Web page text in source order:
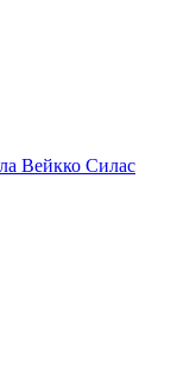
Вейкко Силас